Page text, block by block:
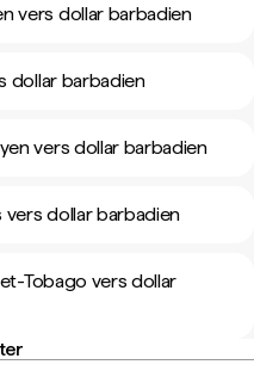
vers dollar barbadien
dollar barbadien
vers dollar barbadien
vers dollar barbadien
Tobago vers dollar